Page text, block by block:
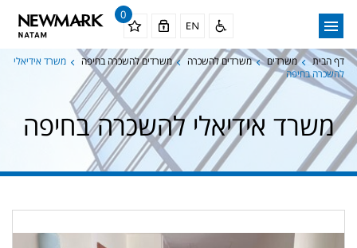
0
דף הבית משרדים משרדים להשכרה משרדים להשכרה בחיפה
משרד אידיאלי
להשכרה בחיפה
משרד אידיאלי להשכרה בחיפה